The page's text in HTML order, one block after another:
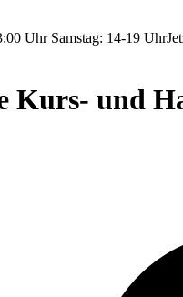
Uhr Samstag: 14-19 Uhr
Kurs- und